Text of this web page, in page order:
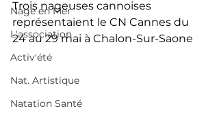
Nage en Mer
L'association
Activ'été
Nat. Artistique
Natation Santé
Trois nageuses cannoises
représentaient le CN Cannes du
24 au 29 mai à Chalon-Sur-Saone